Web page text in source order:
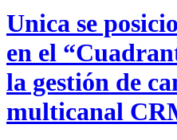
Unica se
en el
la gestión de
multicanal